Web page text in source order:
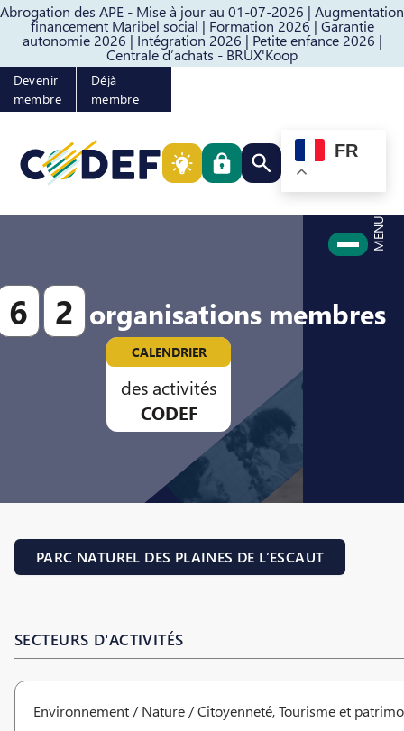
Abrogation des APE - Mise à jour au 01-07-2026 | Augmentation
financement Maribel social | Formation 2026 | Garantie
autonomie 2026 | Intégration 2026 | Petite enfance 2026 |
Centrale d’achats - BRUX'Koop
Passer au contenuPasser au pied de page
Devenir
membre
Déjà
membre
Rechercher quelque
FR
MENU
6 2 organisations membres
CALENDRIER
des activités
CODEF
PARC NATUREL DES PLAINES DE L’ESCAUT
SECTEURS D'ACTIVITÉS
Environnement / Nature / Citoyenneté, Tourisme et